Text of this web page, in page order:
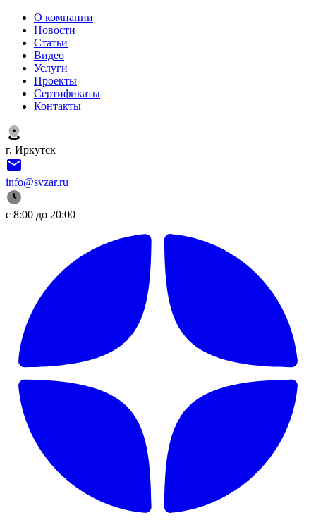
О компании
Новости
Статьи
Видео
Услуги
Проекты
Сертификаты
Контакты
г. Иркутск
info@svzar.ru
с 8:00 до 20:00